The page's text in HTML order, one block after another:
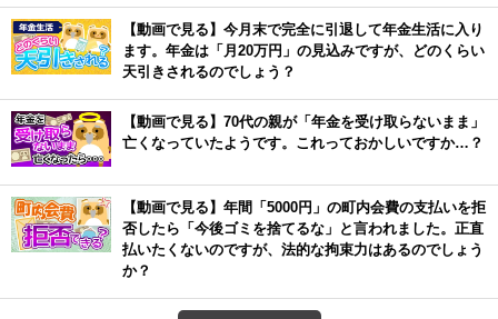
【動画で見る】今月末で完全に引退して年金生活に入り
ます。年金は「月20万円」の見込みですが、どのくらい
天引きされるのでしょう？
【動画で見る】70代の親が「年金を受け取らないまま」
亡くなっていたようです。これっておかしいですか…？
【動画で見る】年間「5000円」の町内会費の支払いを拒
否したら「今後ゴミを捨てるな」と言われました。正直
払いたくないのですが、法的な拘束力はあるのでしょう
か？